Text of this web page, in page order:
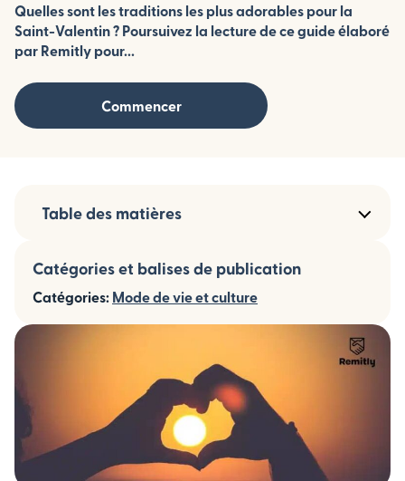
Quelles sont les traditions les plus adorables pour la
Saint-Valentin ? Poursuivez la lecture de ce guide élaboré
par Remitly pour...
Commencer
Table des matières
Catégories et balises de publication
Catégories: Mode de vie et culture